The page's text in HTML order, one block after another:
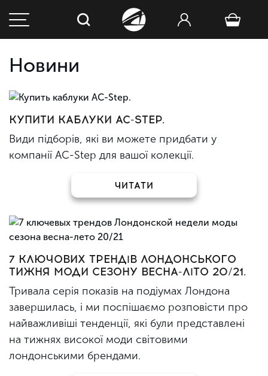
Новини
КУПИТИ КАБЛУКИ AC-STEP.
Види підборів, які ви можете придбати у
компанії AC-Step для вашої колекції.
ЧИТАТИ
7 КЛЮЧОВИХ ТРЕНДІВ ЛОНДОНСЬКОГО
ТИЖНЯ МОДИ СЕЗОНУ ВЕСНА-ЛІТО 20/21.
Тривала серія показів на подіумах Лондона
завершилась, і ми поспішаємо розповісти про
найважливіші тенденції, які були представлені
на тижнях високої моди світовими
лондонськими брендами.